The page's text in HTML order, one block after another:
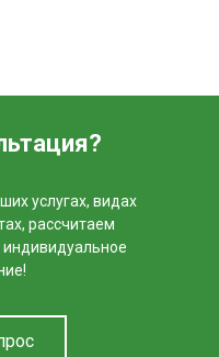
услугах, видах
рассчитаем
индивидуальное